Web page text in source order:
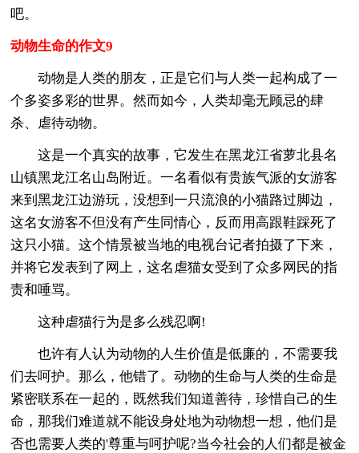
吧。
动物生命的作文9
动物是人类的朋友，正是它们与人类一起构成了一
个多姿多彩的世界。然而如今，人类却毫无顾忌的肆
杀、虐待动物。
这是一个真实的故事，它发生在黑龙江省萝北县名
山镇黑龙江名山岛附近。一名看似有贵族气派的女游客
来到黑龙江边游玩，没想到一只流浪的小猫路过脚边，
这名女游客不但没有产生同情心，反而用高跟鞋踩死了
这只小猫。这个情景被当地的电视台记者拍摄了下来，
并将它发表到了网上，这名虐猫女受到了众多网民的指
责和唾骂。
这种虐猫行为是多么残忍啊!
也许有人认为动物的人生价值是低廉的，不需要我
们去呵护。那么，他错了。动物的生命与人类的生命是
紧密联系在一起的，既然我们知道善待，珍惜自己的生
命，那我们难道就不能设身处地为动物想一想，他们是
否也需要人类的'尊重与呵护呢?当今社会的人们都是被金